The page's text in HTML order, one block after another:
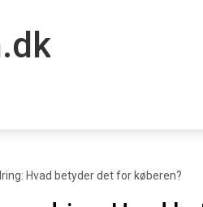
Hvad betyder det for køberen?